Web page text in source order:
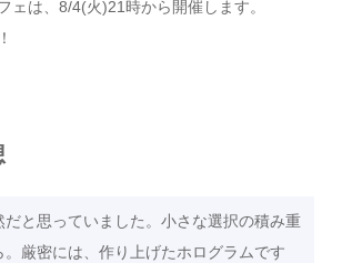
ェは、8/4(火)21時から開催します。
だと思っていました。小さな選択の積み重
。厳密には、作り上げたホログラムです